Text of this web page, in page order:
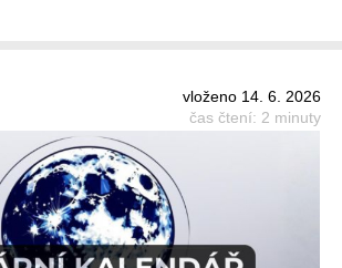
vloženo 14. 6. 2026
čas čtení: 2 minuty